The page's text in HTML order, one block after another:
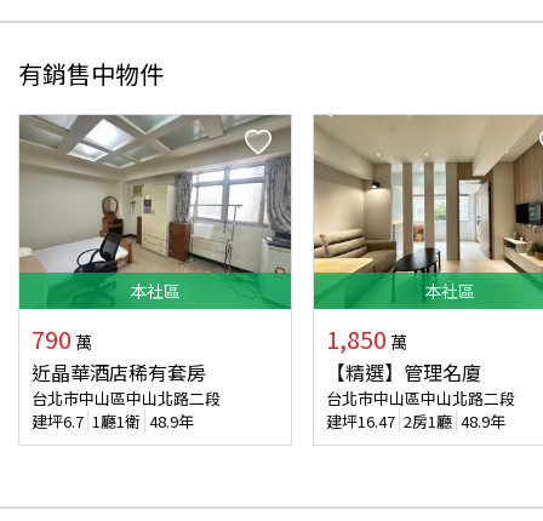
有銷售中物件
本社區
790 萬
近晶華酒店稀有套房
台北市中山區中山北路二段
建坪6.7 1廳1衛 48.9年
本社區
1,850 萬
【精選】管理名廈
台北市中山區中山北路二段
建坪16.47 2房1廳 48.9年